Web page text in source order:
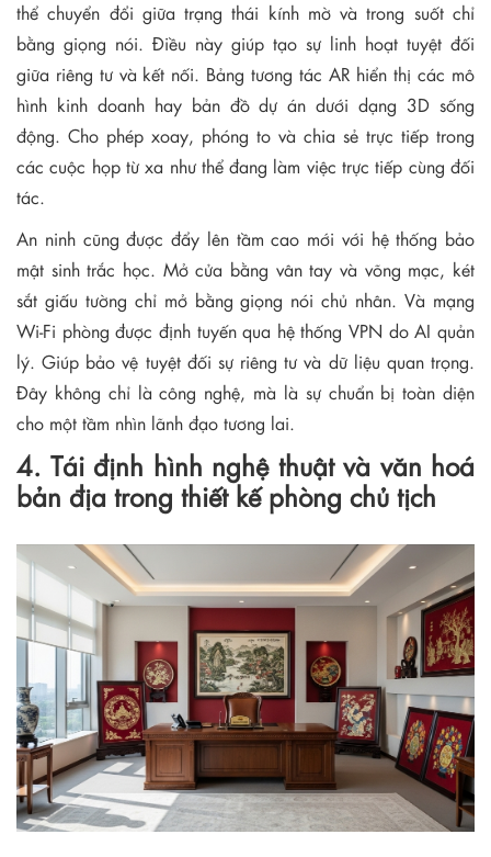
thể chuyển đổi giữa trạng thái kính mờ và trong suốt chỉ
bằng giọng nói. Điều này giúp tạo sự linh hoạt tuyệt đối
giữa riêng tư và kết nối. Bảng tương tác AR hiển thị các mô
hình kinh doanh hay bản đồ dự án dưới dạng 3D sống
động. Cho phép xoay, phóng to và chia sẻ trực tiếp trong
các cuộc họp từ xa như thể đang làm việc trực tiếp cùng đối
tác.
An ninh cũng được đẩy lên tầm cao mới với hệ thống bảo
mật sinh trắc học. Mở cửa bằng vân tay và võng mạc, két
sắt giấu tường chỉ mở bằng giọng nói chủ nhân. Và mạng
Wi-Fi phòng được định tuyến qua hệ thống VPN do AI quản
lý. Giúp bảo vệ tuyệt đối sự riêng tư và dữ liệu quan trọng.
Đây không chỉ là công nghệ, mà là sự chuẩn bị toàn diện
cho một tầm nhìn lãnh đạo tương lai.
4. Tái định hình nghệ thuật và văn hoá
bản địa trong thiết kế phòng chủ tịch